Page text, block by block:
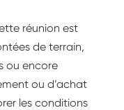
réunion est
de terrain,
ou encore
ou d’achat
les conditions